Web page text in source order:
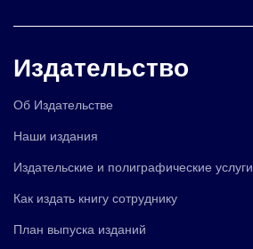
Издательство
Об Издательстве
Наши издания
Издательские и полиграфические услуги
Как издать книгу сотруднику
План выпуска изданий